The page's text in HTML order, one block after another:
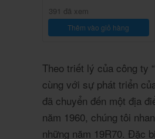
391 đã xem
Thêm vào giỏ hàng
Theo triết lý của công ty
cùng với sự phát triển
đã chuyển đến một địa
năm 1960, chúng tôi
những năm 19R70. Đặc